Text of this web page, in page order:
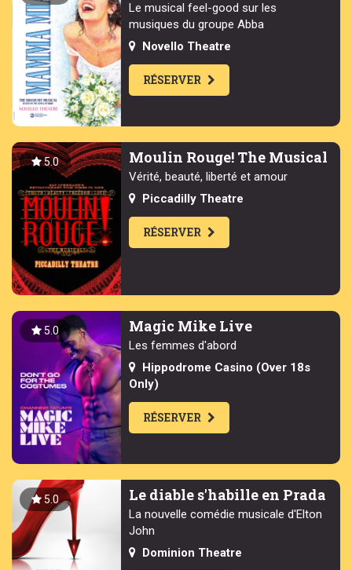
Le musical feel-good sur les
musiques du groupe Abba
Novello Theatre
RÉSERVER
5.0 Moulin Rouge! The Musical
Vérité, beauté, liberté et amour
Piccadilly Theatre
RÉSERVER
5.0 Magic Mike Live
Les femmes d'abord
Hippodrome Casino (Over 18s
Only)
RÉSERVER
5.0 Le diable s'habille en Prada
La nouvelle comédie musicale d'Elton
John
Dominion Theatre